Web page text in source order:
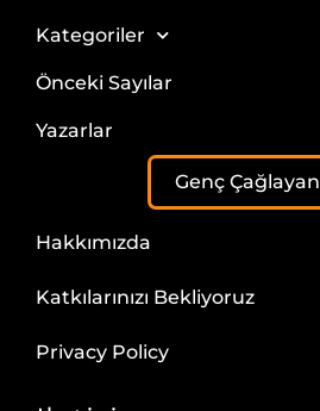
Kategoriler
Önceki Sayılar
Yazarlar
Genç Çağlayan
Hakkımızda
Katkılarınızı Bekliyoruz
Privacy Policy